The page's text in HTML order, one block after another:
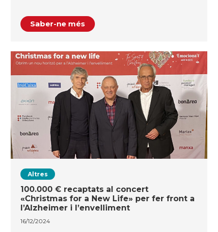
Saber-ne més
Altres
100.000 € recaptats al concert
«Christmas for a New Life» per fer front a
l’Alzheimer i l’envelliment
16/12/2024